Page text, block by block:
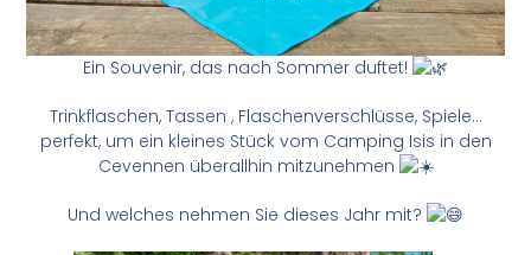
Ein Souvenir, das nach Sommer duftet!
Trinkflaschen, Tassen , Flaschenverschlüsse, Spiele…
perfekt, um ein kleines Stück vom Camping Isis in den
Cevennen überallhin mitzunehmen
Und welches nehmen Sie dieses Jahr mit?